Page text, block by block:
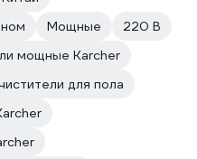
Мощные
220 В
мощные Karcher
для пола